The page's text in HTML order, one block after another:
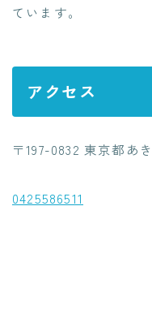
ています。
アクセス
〒197-0832 東京都あ
0425586511